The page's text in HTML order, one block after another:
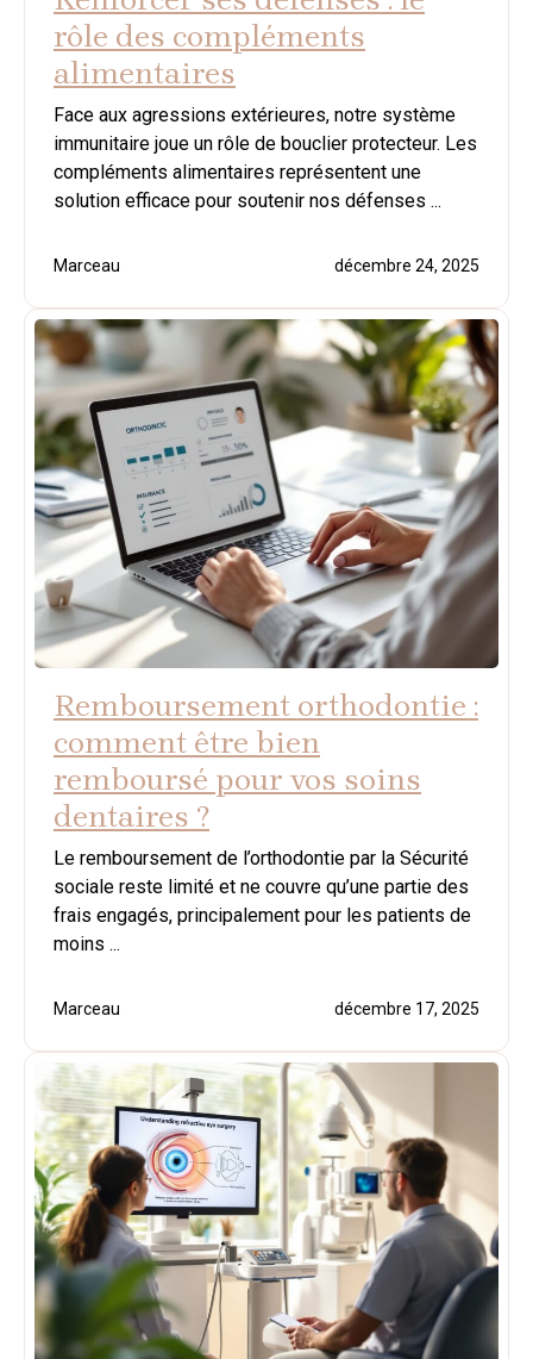
rôle des compléments
alimentaires
Face aux agressions extérieures, notre système
immunitaire joue un rôle de bouclier protecteur. Les
compléments alimentaires représentent une
solution efficace pour soutenir nos défenses ...
Marceau décembre 24, 2025
Remboursement orthodontie :
comment être bien
remboursé pour vos soins
dentaires ?
Le remboursement de l’orthodontie par la Sécurité
sociale reste limité et ne couvre qu’une partie des
frais engagés, principalement pour les patients de
moins ...
Marceau décembre 17, 2025